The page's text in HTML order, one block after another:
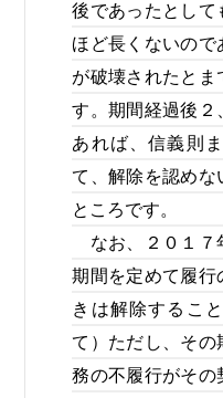
後であったとして
ほど長くないの
が破壊されたとま
す。期間経過後２
あれば、信義則
て、解除を認めな
ところです。
なお、２０１７
期間を定めて履行
きは解除するこ
て）ただし、その
務の不履行がその